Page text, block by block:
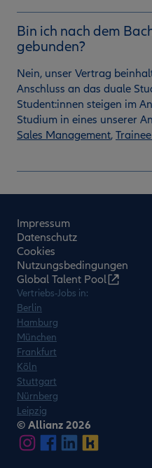
Bin ich nach dem
gebunden?
Nein, unser Vertrag
Anschluss an das duale
Student:innen steigen im
Studium in eines unserer
Sales Management,
Impressum
Datenschutz
Cookies
Nutzungsbedingungen
Global Talent Pool
Vertriebs-Jobs in:
Berlin
Hamburg
München
Frankfurt
Köln
Stuttgart
Nürnberg
Leipzig
© Allianz 2026